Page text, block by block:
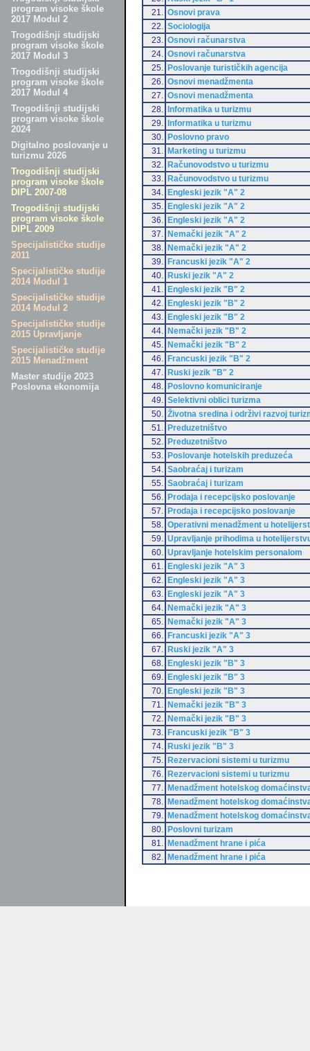
program visoke škole
2017 Modul 2
Trogodišnji studijski
program visoke škole
2017 Modul 3
Trogodišnji studijski
program visoke škole
2017 Modul 4
Trogodišnji studijski
program visoke škole
2024
Digitalno poslovanje u
turizmu 2026
Trogodišnji studijski
program visoke škole
DIPL 2007-08
Trogodišnji studijski
program visoke škole
DIPL 2009
Specijalističke studije
2011
Specijalističke studije
2014 Modul 1
Specijalističke studije
2014 Modul 2
Specijalističke studije
2015 Upravljanje
Specijalističke studije
2015 Menadžment
Master studije 2023
Poslovna ekonomija
21.
Osnovi prava
22.
Sociologija
23.
Osnovi računarstva
24.
Osnovi računarstva
25.
Poslovanje turističkih agencija
26.
Osnovi menadžmenta
27.
Osnovi menadžmenta
28.
Informatika u turizmu
29.
Informatika u turizmu
30.
Poslovno pravo
31.
Marketing u turizmu
32.
Računovodstvo u turizmu
33.
Računovodstvo u turizmu
34.
Engleski jezik "A" 2
35.
Engleski jezik "A" 2
36.
Engleski jezik "A" 2
37.
Nemački jezik "A" 2
38.
Nemački jezik "A" 2
39.
Francuski jezik "A" 2
40.
Ruski jezik "A" 2
41.
Engleski jezik "B" 2
42.
Engleski jezik "B" 2
43.
Engleski jezik "B" 2
44.
Nemački jezik "B" 2
45.
Nemački jezik "B" 2
46.
Francuski jezik "B" 2
47.
Ruski jezik "B" 2
48.
Poslovno komuniciranje
49.
Selektivni oblici turizma
50.
Životna sredina i održivi razvoj
51.
Preduzetništvo
52.
Preduzetništvo
53.
Poslovanje hotelskih preduzeća
54.
Saobraćaj i turizam
55.
Saobraćaj i turizam
56.
Prodaja i recepcijsko poslovanje
57.
Prodaja i recepcijsko poslovanje
58.
Operativni menadžment u
59.
Upravljanje prihodima u
60.
Upravljanje hotelskim personalom
61.
Engleski jezik "A" 3
62.
Engleski jezik "A" 3
63.
Engleski jezik "A" 3
64.
Nemački jezik "A" 3
65.
Nemački jezik "A" 3
66.
Francuski jezik "A" 3
67.
Ruski jezik "A" 3
68.
Engleski jezik "B" 3
69.
Engleski jezik "B" 3
70.
Engleski jezik "B" 3
71.
Nemački jezik "B" 3
72.
Nemački jezik "B" 3
73.
Francuski jezik "B" 3
74.
Ruski jezik "B" 3
75.
Rezervacioni sistemi u turizmu
76.
Rezervacioni sistemi u turizmu
77.
Menadžment hotelskog
78.
Menadžment hotelskog
79.
Menadžment hotelskog
80.
Poslovni turizam
81.
Menadžment hrane i pića
82.
Menadžment hrane i pića